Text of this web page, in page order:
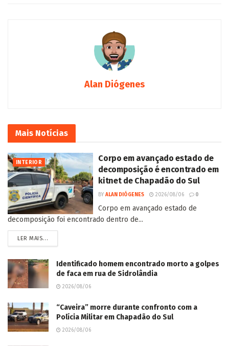
Alan Diógenes
Mais Notícias
INTERIOR
Corpo em avançado estado de
decomposição é encontrado em
kitnet de Chapadão do Sul
BY ALAN DIÓGENES 2026/08/06 0
Corpo em avançado estado de
decomposição foi encontrado dentro de...
LER MAIS...
Identificado homem encontrado morto a golpes
de faca em rua de Sidrolândia
2026/08/06
“Caveira” morre durante confronto com a
Polícia Militar em Chapadão do Sul
2026/08/06